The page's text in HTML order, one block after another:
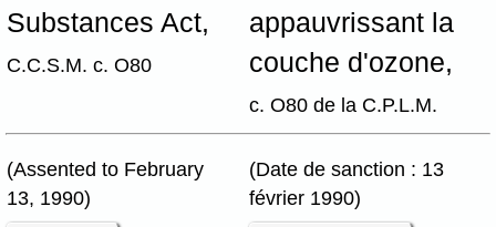
Substances Act,
C.C.S.M. c. O80
appauvrissant la
couche d'ozone,
c. O80 de la C.P.L.M.
(Assented to February
13, 1990)
(Date de sanction : 13
février 1990)